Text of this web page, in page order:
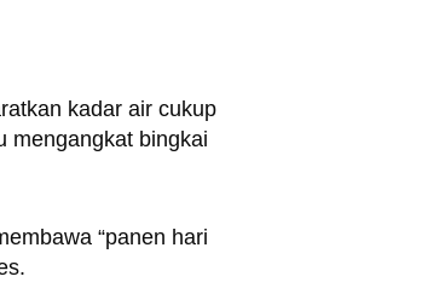
kadar air cukup
mengangkat bingkai
“panen hari